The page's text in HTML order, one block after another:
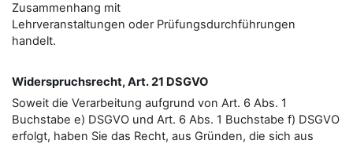
Zusammenhang mit
Lehrveranstaltungen oder Prüfungsdurchführungen
handelt.
Widerspruchsrecht, Art. 21 DSGVO
Soweit die Verarbeitung aufgrund von Art. 6 Abs. 1
Buchstabe e) DSGVO und Art. 6 Abs. 1 Buchstabe f) DSGVO
erfolgt, haben Sie das Recht, aus Gründen, die sich aus